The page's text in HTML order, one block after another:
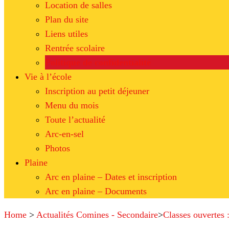
Location de salles
Plan du site
Liens utiles
Rentrée scolaire
Vie à l’école
Inscription au petit déjeuner
Menu du mois
Toute l’actualité
Arc-en-sel
Photos
Plaine
Arc en plaine – Dates et inscription
Arc en plaine – Documents
Home > Actualités Comines - Secondaire>Classes